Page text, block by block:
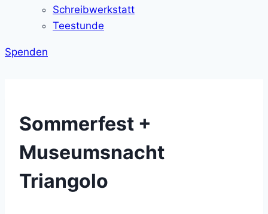
Schreibwerkstatt
Teestunde
Spenden
Sommerfest +
Museumsnacht
Triangolo